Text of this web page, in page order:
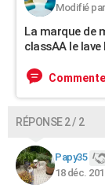
Modifié
La marque de
classAA le
RÉPONSE 2 / 2
Papy35
18 déc.